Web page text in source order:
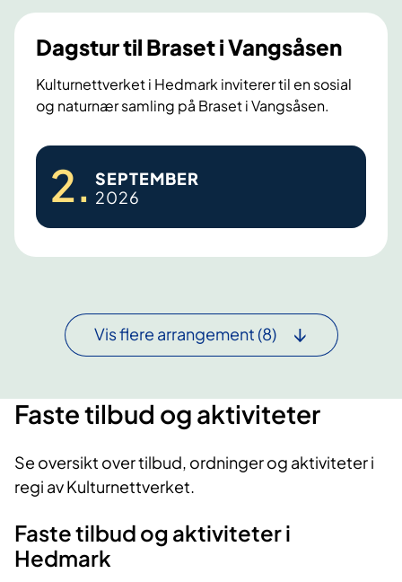
n
a
v
e
r
k
s
e
å
B
d
Dagstur til Braset i Vangsåsen
Kulturnettverket i Hedmark inviterer til en sosial
og naturnær samling på Braset i Vangsåsen.
D
s
t
B
r
s
e
i
V
2. SEPTEMBER
2026
Vis flere arrangement(8)
Faste tilbud og aktiviteter
Se oversikt over tilbud, ordninger og aktiviteter i
regi av Kulturnettverket.
Faste tilbud og aktiviteter i
Hedmark